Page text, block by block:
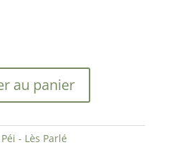
au panier
- Lès Parlé